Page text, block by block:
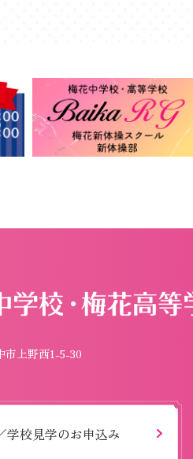
市上野西1-5-30
学校見学のお申込み